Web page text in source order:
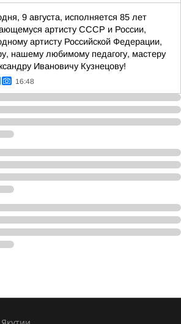
9 августа, исполняется 85 лет
артисту СССР и России,
артисту Российской Федерации,
нашему любимому педагогу, мастеру
Ивановичу Кузнецову!
16:48